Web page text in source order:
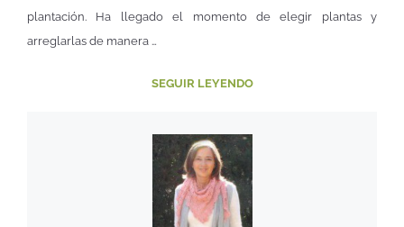
plantación. Ha llegado el momento de elegir plantas y
arreglarlas de manera …
SEGUIR LEYENDO